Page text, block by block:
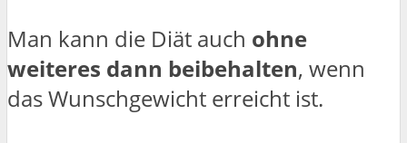
Man kann die Diät auch ohne
weiteres dann beibehalten, wenn
das Wunschgewicht erreicht ist.